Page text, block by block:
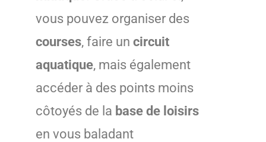
vous pouvez organiser des
courses, faire un circuit
aquatique, mais également
accéder à des points moins
côtoyés de la base de loisirs
en vous baladant